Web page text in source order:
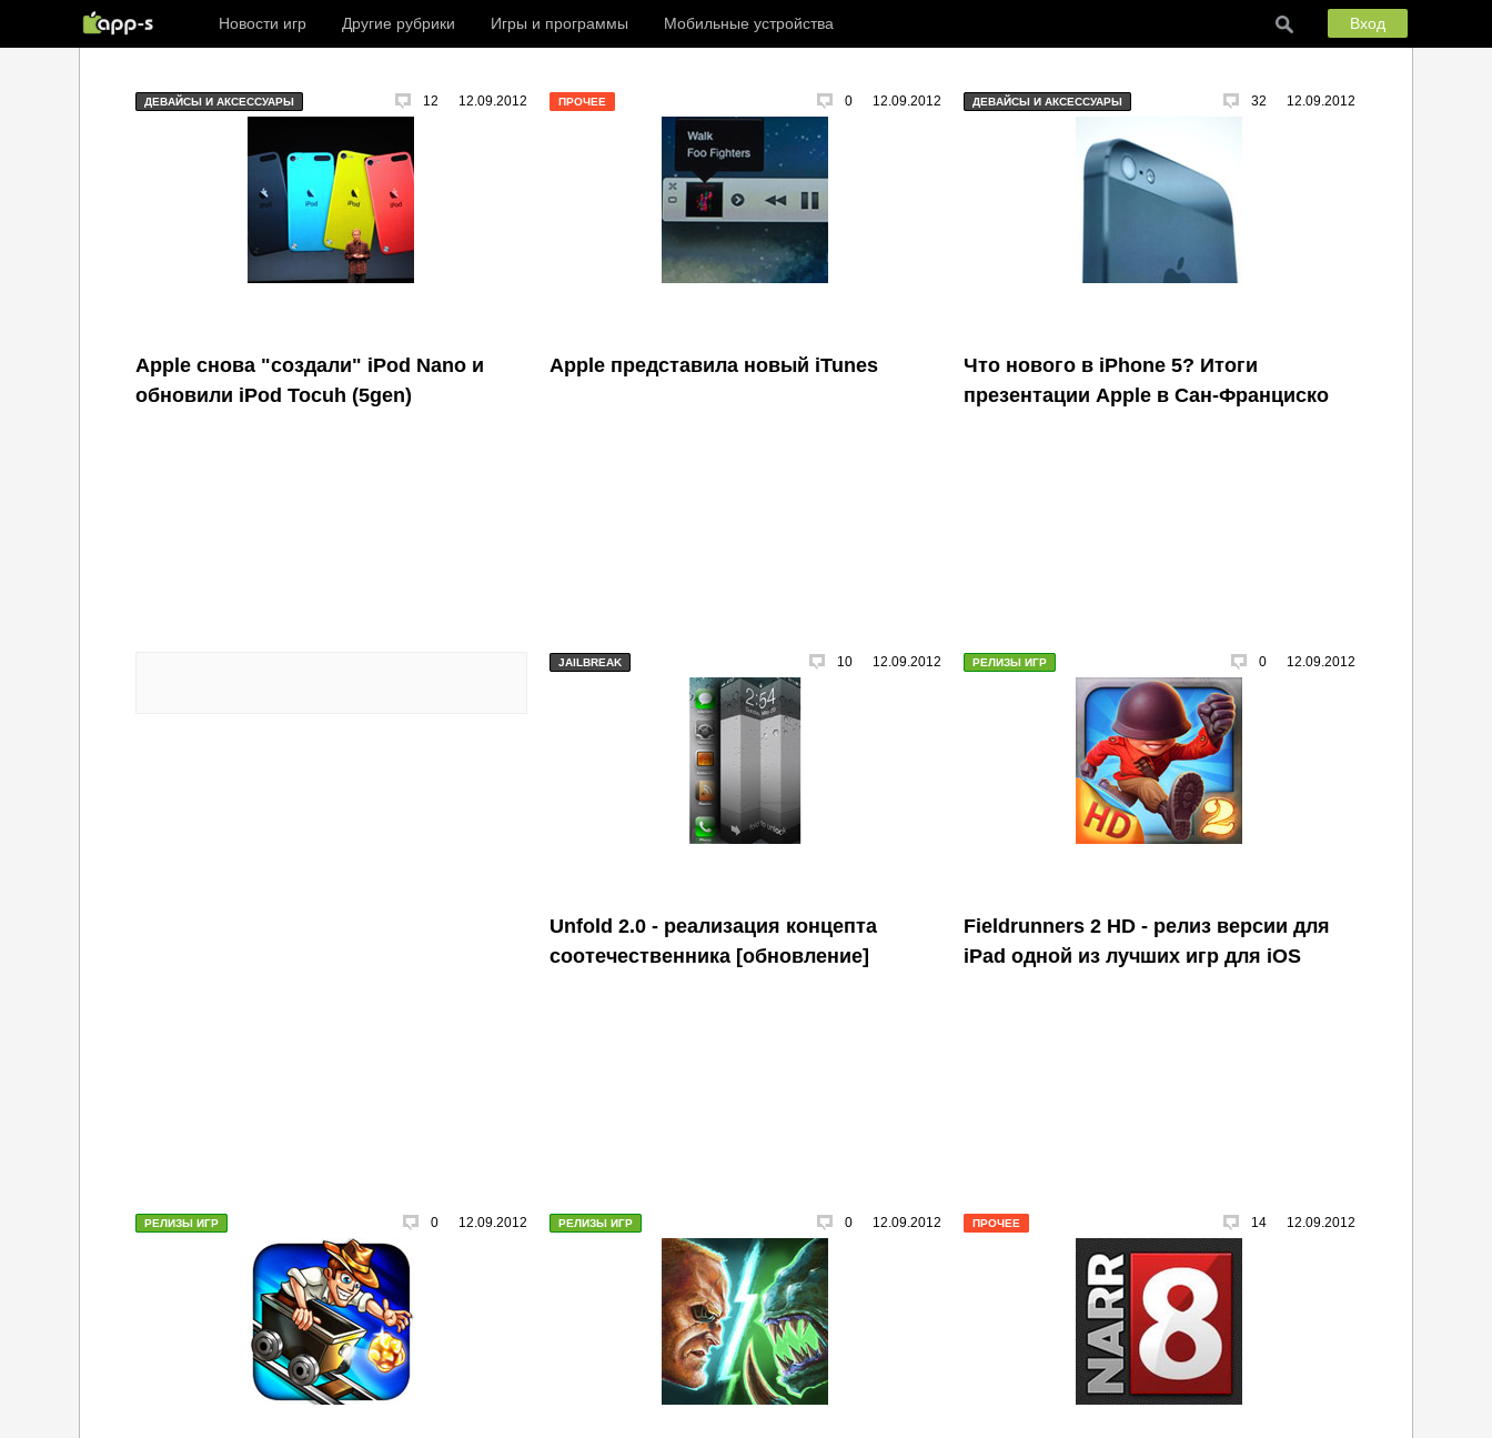
Новости игр Другие рубрики Игры и программы Мобильные устройства Вход
ДЕВАЙСЫ И АКСЕССУАРЫ 12 12.09.2012
Apple снова "создали" iPod Nano и
обновили iPod Tocuh (5gen)
ПРОЧЕЕ 0 12.09.2012
Apple представила новый iTunes
ДЕВАЙСЫ И АКСЕССУАРЫ 32 12.09.2012
Что нового в iPhone 5? Итоги
презентации Apple в Сан-Франциско
JAILBREAK 10 12.09.2012
Unfold 2.0 - реализация концепта
соотечественника [обновление]
РЕЛИЗЫ ИГР 0 12.09.2012
Fieldrunners 2 HD - релиз версии для
iPad одной из лучших игр для iOS
РЕЛИЗЫ ИГР 0 12.09.2012 РЕЛИЗЫ ИГР 0 12.09.2012 ПРОЧЕЕ 14 12.09.2012